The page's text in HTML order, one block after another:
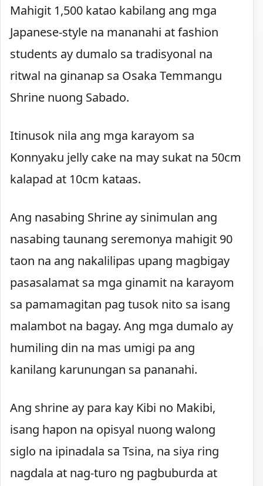
Mahigit 1,500 katao kabilang ang mga
Japanese-style na mananahi at fashion
students ay dumalo sa tradisyonal na
ritwal na ginanap sa Osaka Temmangu
Shrine nuong Sabado.
Itinusok nila ang mga karayom sa
Konnyaku jelly cake na may sukat na 50cm
kalapad at 10cm kataas.
Ang nasabing Shrine ay sinimulan ang
nasabing taunang seremonya mahigit 90
taon na ang nakalilipas upang magbigay
pasasalamat sa mga ginamit na karayom
sa pamamagitan pag tusok nito sa isang
malambot na bagay. Ang mga dumalo ay
humiling din na mas umigi pa ang
kanilang karunungan sa pananahi.
Ang shrine ay para kay Kibi no Makibi,
isang hapon na opisyal nuong walong
siglo na ipinadala sa Tsina, na siya ring
nagdala at nag-turo ng pagbuburda at